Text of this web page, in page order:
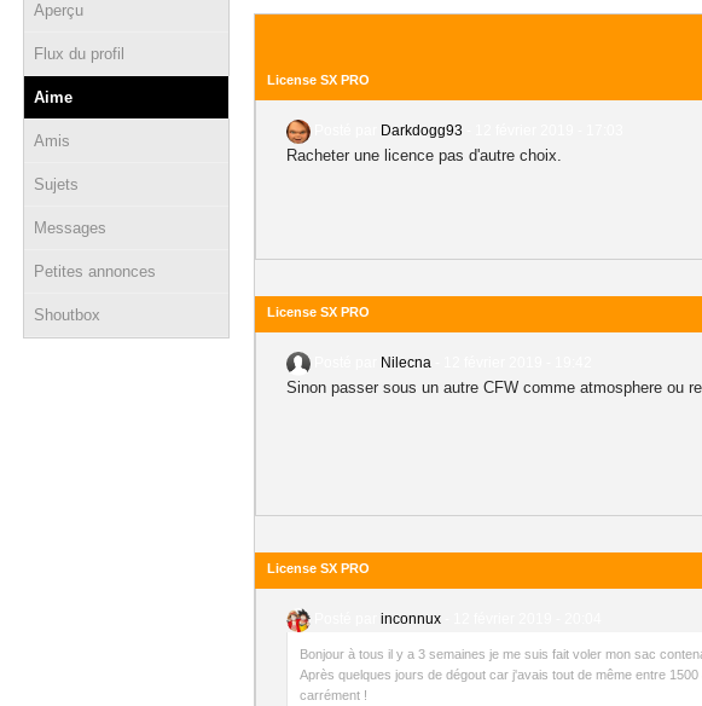
Aperçu
Flux du profil
Aime
Amis
Sujets
Messages
Petites annonces
Shoutbox
License SX PRO
Darkdogg93
Racheter une licence pas d'autre choix.
License SX PRO
Nilecna
Sinon passer sous un autre CFW comme atmosphere ou
License SX PRO
inconnux
Bonjour à tous il y a 3 semaines je me suis fait voler mon sac
Après quelques jours de dégout car j'avais tout de même entre
carrément !